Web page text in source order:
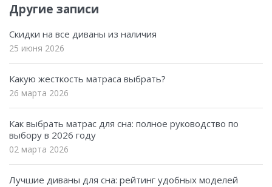
Другие записи
Скидки на все диваны из наличия
25 июня 2026
Какую жесткость матраса выбрать?
26 марта 2026
Как выбрать матрас для сна: полное руководство по
выбору в 2026 году
02 марта 2026
Лучшие диваны для сна: рейтинг удобных моделей